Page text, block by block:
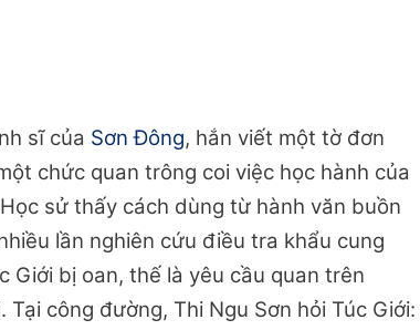
sĩ của Sơn Đông, hắn viết một tờ đơn
chức quan trông coi việc học hành của
sử thấy cách dùng từ hành văn buồn
lần nghiên cứu điều tra khẩu cung
Giới bị oan, thế là yêu cầu quan trên
công đường, Thi Ngu Sơn hỏi Túc Giới: